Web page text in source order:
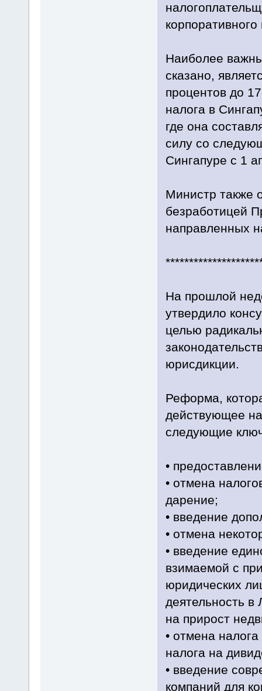
Наиболее
сказано,
процентов до
налога в
где она
силу со
Сингапуре с 1
Министр также
безработицей
направленных
На прошлой
утвердило
целью
юрисдикции.
Реформа,
действующее
следующие
•
• отмена
дарение;
• введение
• отмена
• введение
взимаемой с
юридических
деятельность
на прирост
• отмена
налога на
• введение
компаний для